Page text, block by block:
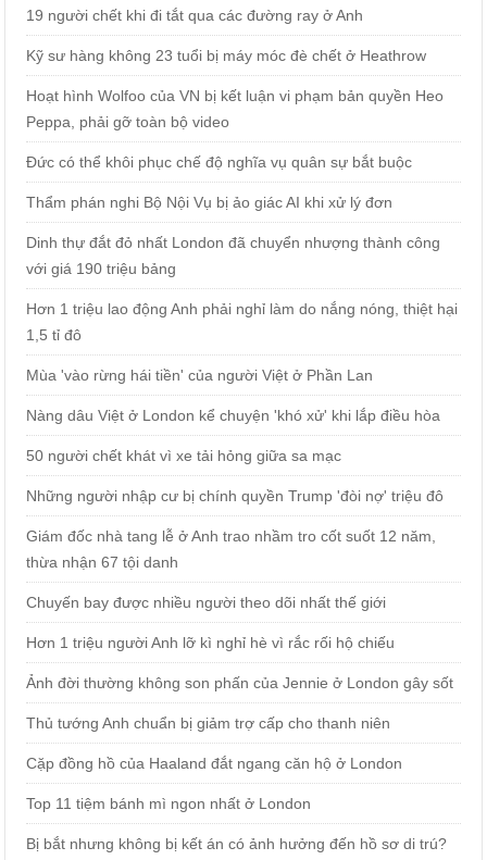
19 người chết khi đi tắt qua các đường ray ở Anh
Kỹ sư hàng không 23 tuổi bị máy móc đè chết ở Heathrow
Hoạt hình Wolfoo của VN bị kết luận vi phạm bản quyền Heo
Peppa, phải gỡ toàn bộ video
Đức có thể khôi phục chế độ nghĩa vụ quân sự bắt buộc
Thẩm phán nghi Bộ Nội Vụ bị ảo giác AI khi xử lý đơn
Dinh thự đắt đỏ nhất London đã chuyển nhượng thành công
với giá 190 triệu bảng
Hơn 1 triệu lao động Anh phải nghỉ làm do nắng nóng, thiệt hại
1,5 tỉ đô
Mùa 'vào rừng hái tiền' của người Việt ở Phần Lan
Nàng dâu Việt ở London kể chuyện 'khó xử' khi lắp điều hòa
50 người chết khát vì xe tải hỏng giữa sa mạc
Những người nhập cư bị chính quyền Trump 'đòi nợ' triệu đô
Giám đốc nhà tang lễ ở Anh trao nhầm tro cốt suốt 12 năm,
thừa nhận 67 tội danh
Chuyến bay được nhiều người theo dõi nhất thế giới
Hơn 1 triệu người Anh lỡ kì nghỉ hè vì rắc rối hộ chiếu
Ảnh đời thường không son phấn của Jennie ở London gây sốt
Thủ tướng Anh chuẩn bị giảm trợ cấp cho thanh niên
Cặp đồng hồ của Haaland đắt ngang căn hộ ở London
Top 11 tiệm bánh mì ngon nhất ở London
Bị bắt nhưng không bị kết án có ảnh hưởng đến hồ sơ di trú?